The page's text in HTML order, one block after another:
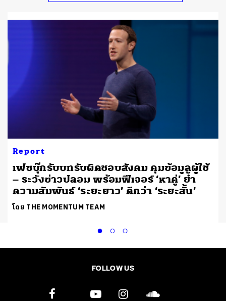
Report
เฟซบุ๊กรับบทรับผิดชอบสังคม คุมข้อมูลผู้ใช้
– ระวังข่าวปลอม พร้อมฟีเจอร์ ‘หาคู่’ ย้ำ
ความสัมพันธ์ ‘ระยะยาว’ ดีกว่า ‘ระยะสั้น’
โดย THE MOMENTUM TEAM
FOLLOW US